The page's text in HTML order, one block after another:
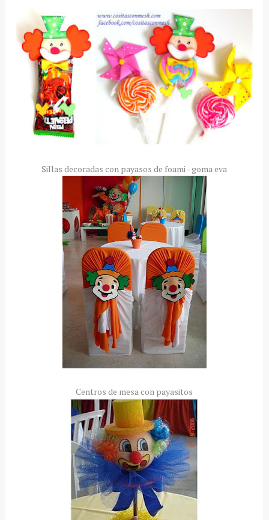
Sillas decoradas con payasos de foami - goma eva
Centros de mesa con payasitos